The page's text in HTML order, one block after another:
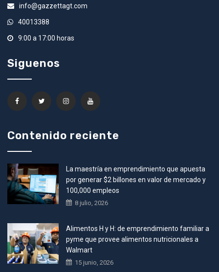
info@gazzettagt.com
40013388
9:00 a 17:00 horas
Siguenos
Contenido reciente
La maestría en emprendimiento que apuesta
por generar $2 billones en valor de mercado y
100,000 empleos
8 julio, 2026
Alimentos H y H: de emprendimiento familiar a
pyme que provee alimentos nutricionales a
Walmart
15 junio, 2026